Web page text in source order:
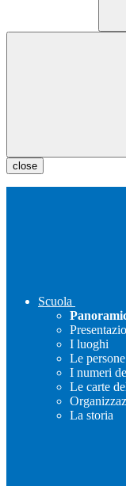
close
Scuola
I luoghi
Le persone
I numeri
Le carte
La storia